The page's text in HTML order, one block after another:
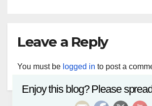
Leave a Reply
You must be logged in to post a
Enjoy this blog? Please